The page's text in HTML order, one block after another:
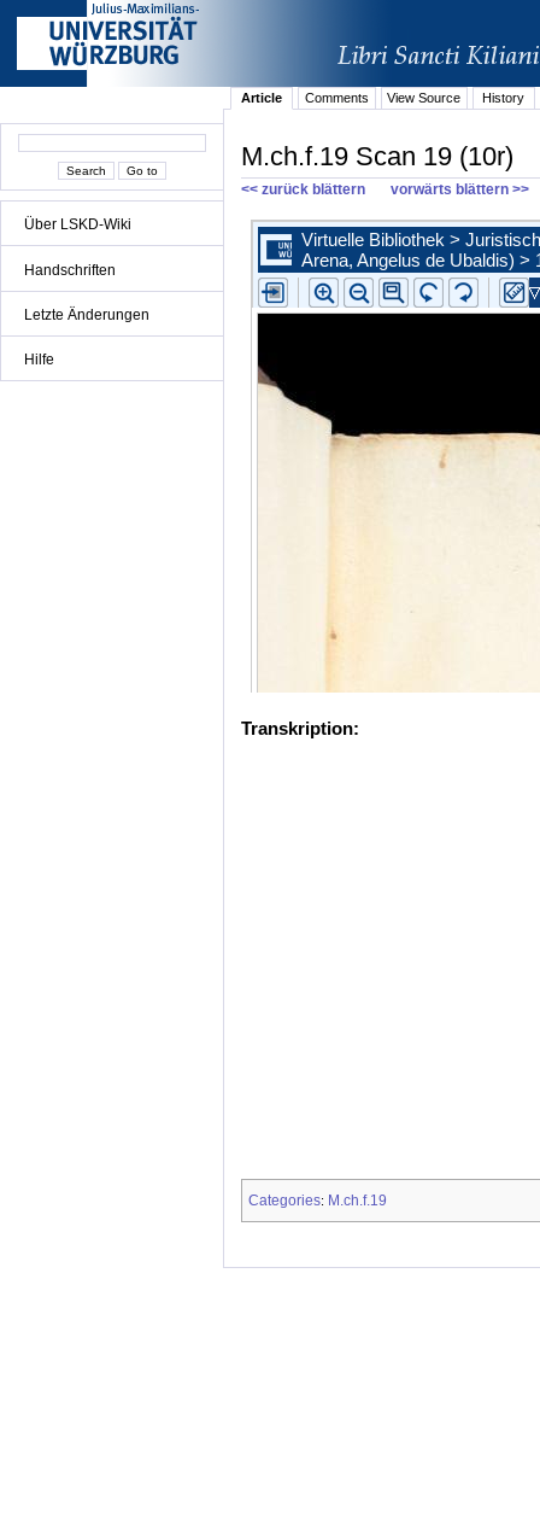
Über LSKD-Wiki
Handschriften
Letzte Änderungen
Hilfe
Article Comments View Source History
M.ch.f.19 Scan 19 (10r)
<< zurück blättern vorwärts blättern >>
Transkription:
Categories: M.ch.f.19